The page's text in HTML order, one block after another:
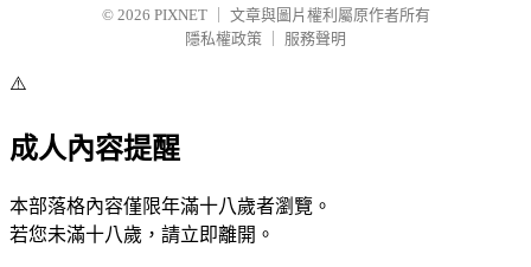
© 2026 PIXNET
文章與圖片權利屬原作者所有
隱私權政策
服務聲明
⚠️
成人內容提醒
本部落格內容僅限年滿十八歲者瀏覽。
若您未滿十八歲，請立即離開。